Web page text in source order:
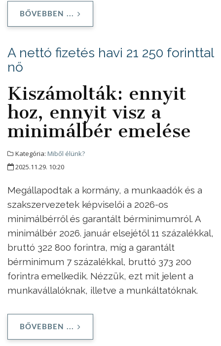
BŐVEBBEN ...
A nettó fizetés havi 21 250 forinttal
nő
Kiszámolták: ennyit
hoz, ennyit visz a
minimálbér emelése
Kategória: Miből élünk?
2025.11.29. 10:20
Megállapodtak a kormány, a munkaadók és a
szakszervezetek képviselői a 2026-os
minimálbérről és garantált bérminimumról. A
minimálbér 2026. január elsejétől 11 százalékkal,
bruttó 322 800 forintra, míg a garantált
bérminimum 7 százalékkal, bruttó 373 200
forintra emelkedik. Nézzük, ezt mit jelent a
munkavállalóknak, illetve a munkáltatóknak.
BŐVEBBEN ...